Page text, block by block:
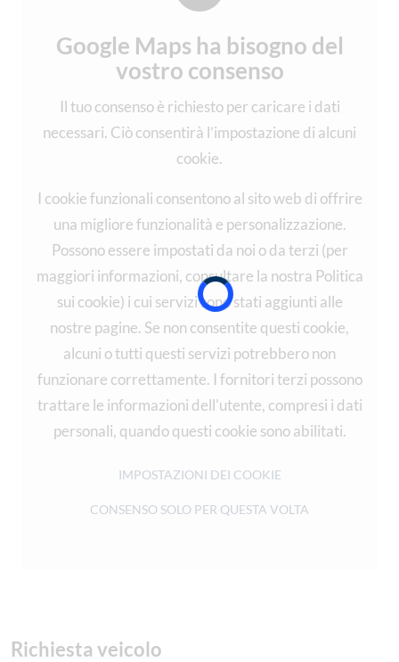
Google Maps ha bisogno del
vostro consenso
Il tuo consenso è richiesto per caricare i dati
necessari. Ciò consentirà l’impostazione di alcuni
cookie.
I cookie funzionali consentono al sito web di offrire
una migliore funzionalità e personalizzazione.
Possono essere impostati da noi o da terzi (per
maggiori informazioni, consultare la nostra Politica
sui cookie) i cui servizi sono stati aggiunti alle
nostre pagine. Se non consentite questi cookie,
alcuni o tutti questi servizi potrebbero non
funzionare correttamente. I fornitori terzi possono
trattare le informazioni dell'utente, compresi i dati
personali, quando questi cookie sono abilitati.
IMPOSTAZIONI DEI COOKIE
CONSENSO SOLO PER QUESTA VOLTA
Richiesta veicolo